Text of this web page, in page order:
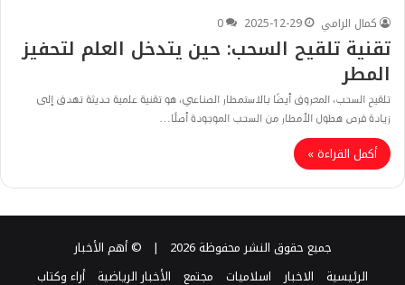
كمال الرامي
2025-12-29
0
تقنية تلقيح السحب: حين يتدخل العلم لتحفيز
المطر
تلقيح السحب، المعروف أيضًا بالاستمطار الصناعي، هو تقنية علمية حديثة تهدف إلى
زيادة فرص هطول الأمطار من السحب الموجودة أصلًا…
أكمل القراءة »
جميع حقوق النشر محفوظة 2026 |
© أهم الأخبار
الرئيسية الاخبار اسلاميات مجتمع الأخبار الرياضية أراء وكتاب